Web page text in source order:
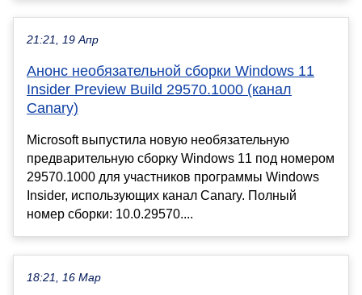
21:21, 19 Апр
Анонс необязательной сборки Windows 11
Insider Preview Build 29570.1000 (канал
Canary)
Microsoft выпустила новую необязательную
предварительную сборку Windows 11 под номером
29570.1000 для участников программы Windows
Insider, использующих канал Canary. Полный
номер сборки: 10.0.29570....
18:21, 16 Мар